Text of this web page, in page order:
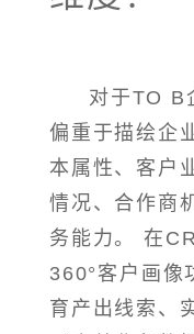
对于TO B
偏重于描绘企
本属性、客户
情况、合作商
务能力。 在
360°客户画像
育产出线索、